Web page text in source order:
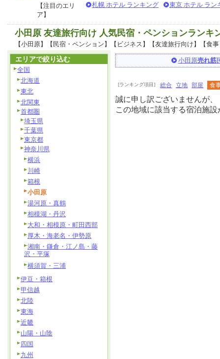
【注目のエリ
ア】
札幌 ホテル ランキング 東京 ホテル ラン
小田原 友達旅行向け 人気民宿・ペンションランキ
【小田原】【民宿・ペンション】【ビジネス】【友達旅行向け】【食
小田原売れ筋
[ランキング項目] 総合 立地 部屋 食
誠に申し訳ございませんが、
この地域に該当する宿泊施
エリアで絞り込む
全国
北海道
東北
北関東
首都圏
埼玉県
千葉県
東京都
神奈川県
横浜
川崎
箱根
小田原
湯河原・真鶴
相模湖・丹沢
大和・相模原・町田西部
厚木・海老名・伊勢原
湘南・鎌倉・江ノ島・藤
沢・平塚
横須賀・三浦
伊豆・箱根
甲信越
北陸
東海
近畿
山陽・山陰
四国
九州